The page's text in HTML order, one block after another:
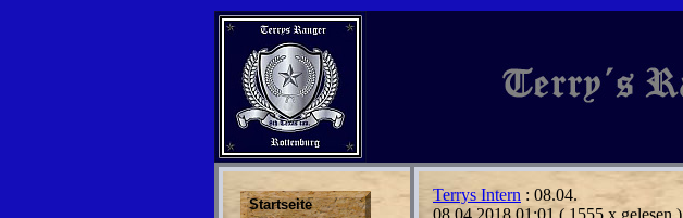
Startseite
Terrys Intern : 08.04.
08.04.2018 01:01 ( 1555 x gelesen )